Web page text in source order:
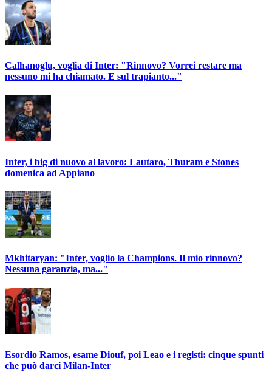
Calhanoglu, voglia di Inter: "Rinnovo? Vorrei restare ma
nessuno mi ha chiamato. E sul trapianto..."
Inter, i big di nuovo al lavoro: Lautaro, Thuram e Stones
domenica ad Appiano
Mkhitaryan: "Inter, voglio la Champions. Il mio rinnovo?
Nessuna garanzia, ma..."
Esordio Ramos, esame Diouf, poi Leao e i registi: cinque spunti
che può darci Milan-Inter